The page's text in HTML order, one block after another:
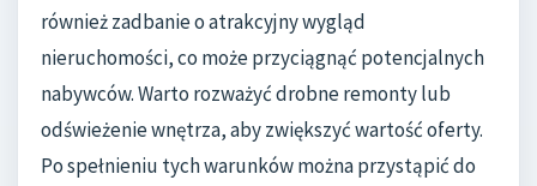
również zadbanie o atrakcyjny wygląd
nieruchomości, co może przyciągnąć potencjalnych
nabywców. Warto rozważyć drobne remonty lub
odświeżenie wnętrza, aby zwiększyć wartość oferty.
Po spełnieniu tych warunków można przystąpić do